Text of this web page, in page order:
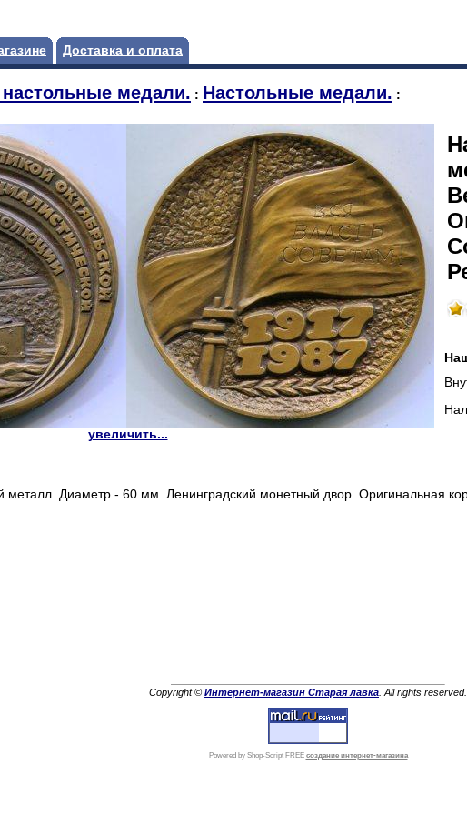
Доставка и оплата
медали. : Настольные медали. :
увеличить...
металл. Диаметр - 60 мм. Ленинградский монетный двор. Оригинальная
Copyright © Интернет-магазин Старая лавка . All rights reserved.
Powered by Shop-Script FREE создание интернет-магазина